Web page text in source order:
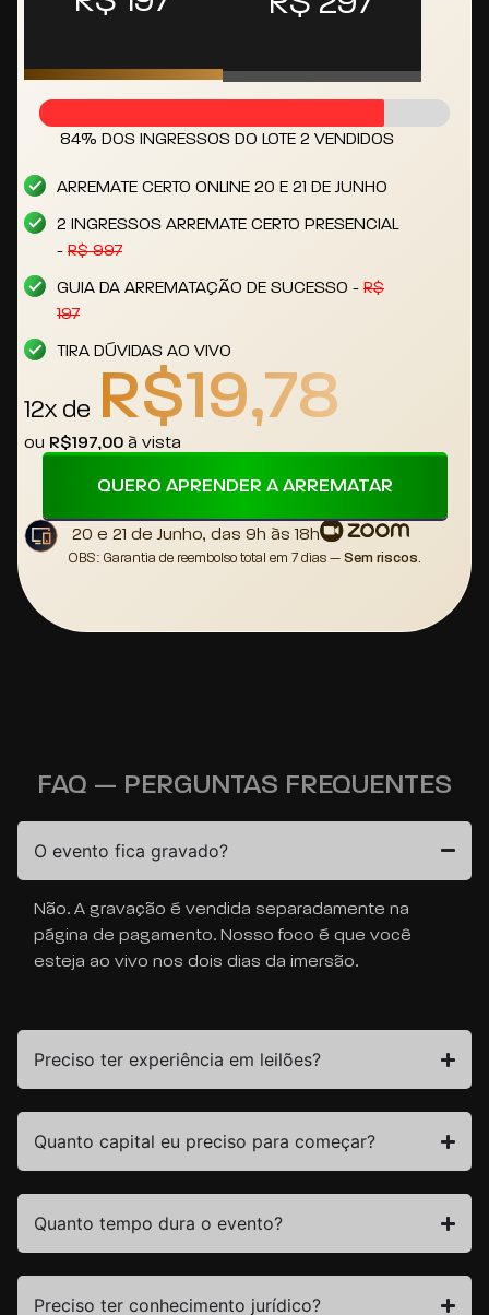
84% DOS INGRESSOS DO LOTE 2 VENDIDOS
ARREMATE CERTO ONLINE 20 E 21 DE JUNHO
2 INGRESSOS ARREMATE CERTO PRESENCIAL
- R$ 997
GUIA DA ARREMATAÇÃO DE SUCESSO - R$
197
TIRA DÚVIDAS AO VIVO
12x de R$19,78
ou R$197,00 à vista
QUERO APRENDER A ARREMATAR
20 e 21 de Junho, das 9h às 18h
OBS: Garantia de reembolso total em 7 dias — Sem riscos.
FAQ — PERGUNTAS FREQUENTES
O evento fica gravado?
Não. A gravação é vendida separadamente na
página de pagamento. Nosso foco é que você
esteja ao vivo nos dois dias da imersão.
Preciso ter experiência em leilões?
Quanto capital eu preciso para começar?
Quanto tempo dura o evento?
Preciso ter conhecimento jurídico?